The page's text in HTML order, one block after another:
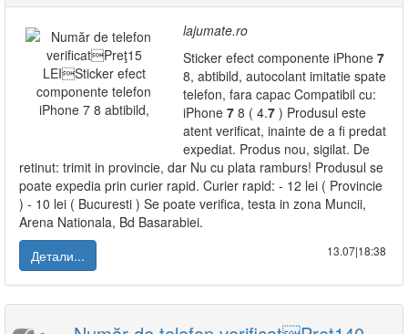
lajumate.ro
Sticker efect componente iPhone 7
8, abtibild, autocolant imitatie spate
telefon, fara capac Compatibil cu:
iPhone 7 8 ( 4.7 ) Produsul este
atent verificat, inainte de a fi predat
expediat. Produs nou, sigilat. De
retinut: trimit in provincie, dar Nu cu plata ramburs! Produsul se
poate expedia prin curier rapid. Curier rapid: - 12 lei ( Provincie
) - 10 lei ( Bucuresti ) Se poate verifica, testa in zona Muncii,
Arena Nationala, Bd Basarabiei.
Детали...
13.07|18:38